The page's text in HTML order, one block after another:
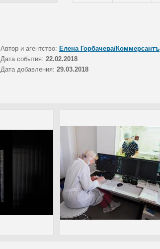
Автор и агентство: Елена Горбачева/Коммерсантъ
Дата события: 22.02.2018
Дата добавления: 29.03.2018